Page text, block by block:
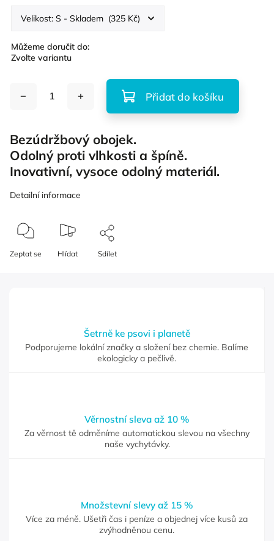
Můžeme doručit do:
Zvolte variantu
Přidat do košíku
Bezúdržbový obojek.
Odolný proti vlhkosti a špíně.
Inovativní, vysoce odolný materiál.
Detailní informace
Zeptat se Hlídat Sdílet
Šetrně ke psovi i planetě
Podporujeme lokální značky a složení bez chemie. Balíme
ekologicky a pečlivě.
Věrnostní sleva až 10 %
Za věrnost tě odměníme automatickou slevou na všechny
naše vychytávky.
Množstevní slevy až 15 %
Více za méně. Ušetři čas i peníze a objednej více kusů za
zvýhodněnou cenu.